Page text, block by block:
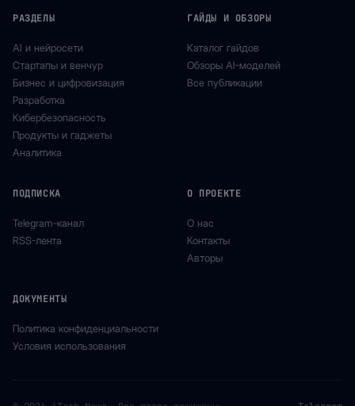
РАЗДЕЛЫ
AI и нейросети
Стартапы и венчур
Бизнес и цифровизация
Разработка
Кибербезопасность
Продукты и гаджеты
Аналитика
ГАЙДЫ И ОБЗОРЫ
Каталог гайдов
Обзоры AI-моделей
Все публикации
ПОДПИСКА
Telegram-канал
RSS-лента
О ПРОЕКТЕ
О нас
Контакты
Авторы
ДОКУМЕНТЫ
Политика конфиденциальности
Условия использования